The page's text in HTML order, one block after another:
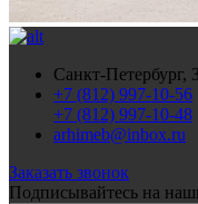
Санкт-Петербург,
+7 (812) 997-10-56
+7 (812) 997-10-48
arhimeb@inbox.ru
Заказать звонок
Подписывайтесь на